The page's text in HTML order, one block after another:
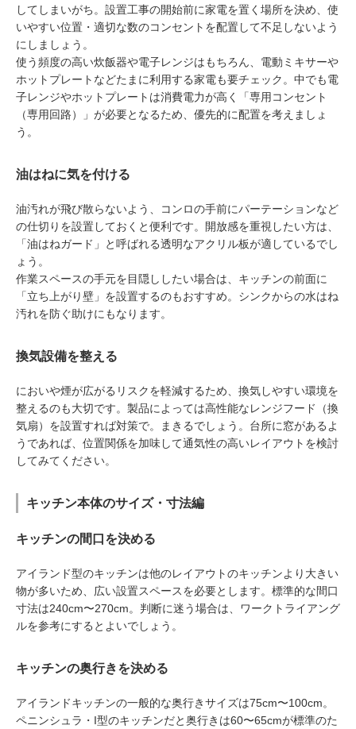
してしまいがち。設置工事の開始前に家電を置く場所を決め、使
いやすい位置・適切な数のコンセントを配置して不足しないよう
にしましょう。
使う頻度の高い炊飯器や電子レンジはもちろん、電動ミキサーや
ホットプレートなどたまに利用する家電も要チェック。中でも電
子レンジやホットプレートは消費電力が高く「専用コンセント
（専用回路）」が必要となるため、優先的に配置を考えましょ
う。
油はねに気を付ける
油汚れが飛び散らないよう、コンロの手前にパーテーションなど
の仕切りを設置しておくと便利です。開放感を重視したい方は、
「油はねガード」と呼ばれる透明なアクリル板が適しているでし
ょう。
作業スペースの手元を目隠ししたい場合は、キッチンの前面に
「立ち上がり壁」を設置するのもおすすめ。シンクからの水はね
汚れを防ぐ助けにもなります。
換気設備を整える
においや煙が広がるリスクを軽減するため、換気しやすい環境を
整えるのも大切です。製品によっては高性能なレンジフード（換
気扇）を設置すれば対策で。まきるでしょう。台所に窓があるよ
うであれば、位置関係を加味して通気性の高いレイアウトを検討
してみてください。
キッチン本体のサイズ・寸法編
キッチンの間口を決める
アイランド型のキッチンは他のレイアウトのキッチンより大きい
物が多いため、広い設置スペースを必要とします。標準的な間口
寸法は240cm〜270cm。判断に迷う場合は、ワークトライアング
ルを参考にするとよいでしょう。
キッチンの奥行きを決める
アイランドキッチンの一般的な奥行きサイズは75cm〜100cm。
ペニンシュラ・I型のキッチンだと奥行きは60〜65cmが標準のた